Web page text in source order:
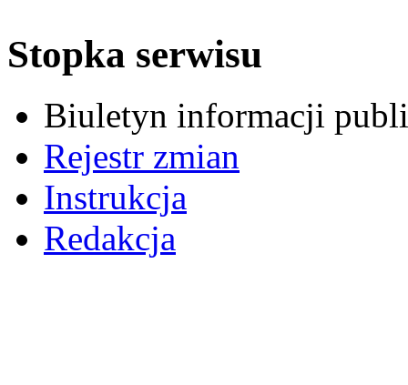
Stopka serwisu
Biuletyn informacji
Rejestr zmian
Instrukcja
Redakcja